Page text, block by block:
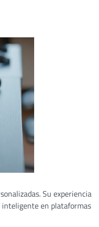
Su experiencia
en plataformas